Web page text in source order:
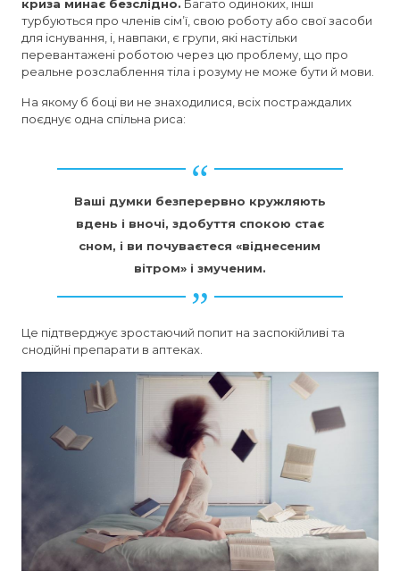
криза минає безслідно. Багато одиноких, інші
турбуються про членів сім’ї, свою роботу або свої засоби
для існування, і, навпаки, є групи, які настільки
перевантажені роботою через цю проблему, що про
реальне розслаблення тіла і розуму не може бути й мови.
На якому б боці ви не знаходилися, всіх постраждалих
поєднує одна спільна риса:
Ваші думки безперервно кружляють
вдень і вночі, здобуття спокою стає
сном, і ви почуваєтеся «віднесеним
вітром» і змученим.
Це підтверджує зростаючий попит на заспокійливі та
снодійні препарати в аптеках.